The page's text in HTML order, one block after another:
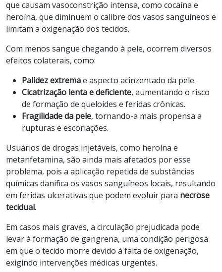
que causam vasoconstrição intensa, como cocaína e
heroína, que diminuem o calibre dos vasos sanguíneos e
limitam a oxigenação dos tecidos.
Com menos sangue chegando à pele, ocorrem diversos
efeitos colaterais, como:
Palidez extremae aspecto acinzentado da pele.
Cicatrização lenta e deficiente, aumentando o risco
de formação de queloides e feridas crônicas.
Fragilidade da pele, tornando-a mais propensa a
rupturas e escoriações.
Usuários de drogas injetáveis, como heroína e
metanfetamina, são ainda mais afetados por esse
problema, pois a aplicação repetida de substâncias
químicas danifica os vasos sanguíneos locais, resultando
em feridas ulcerativas que podem evoluir para necrose
tecidual.
Em casos mais graves, a circulação prejudicada pode
levar à formação de gangrena, uma condição perigosa
em que o tecido morre devido à falta de oxigenação,
exigindo intervenções médicas urgentes.